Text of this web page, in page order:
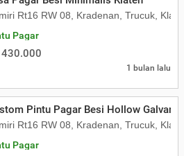
Rt16 RW 08, Kradenan, Trucuk,
Pagar
430.000
1 bulan lalu
Pintu Pagar Besi Hollow
Rt16 RW 08, Kradenan, Trucuk,
Pagar